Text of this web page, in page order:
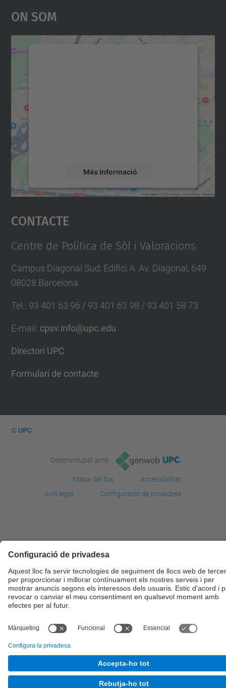
On Som
Més Informació
Accepta
powered by
Contacte
Centre de Política de Sòl i Valoracions
Campus Diagonal Sud, Edifici A. Av. Diagonal, 649
08028 Barcelona
Tel. : 93 401 63 96 / 93 401 63 98 / 93 401 58 73
E-mail : cpsv.info@upc.edu
Directori UPC
Formulari de contacte
© UPC
Desenvolupat amb
Mapa del lloc
Accessibilitat
Avís legal
Configuració de privadesa